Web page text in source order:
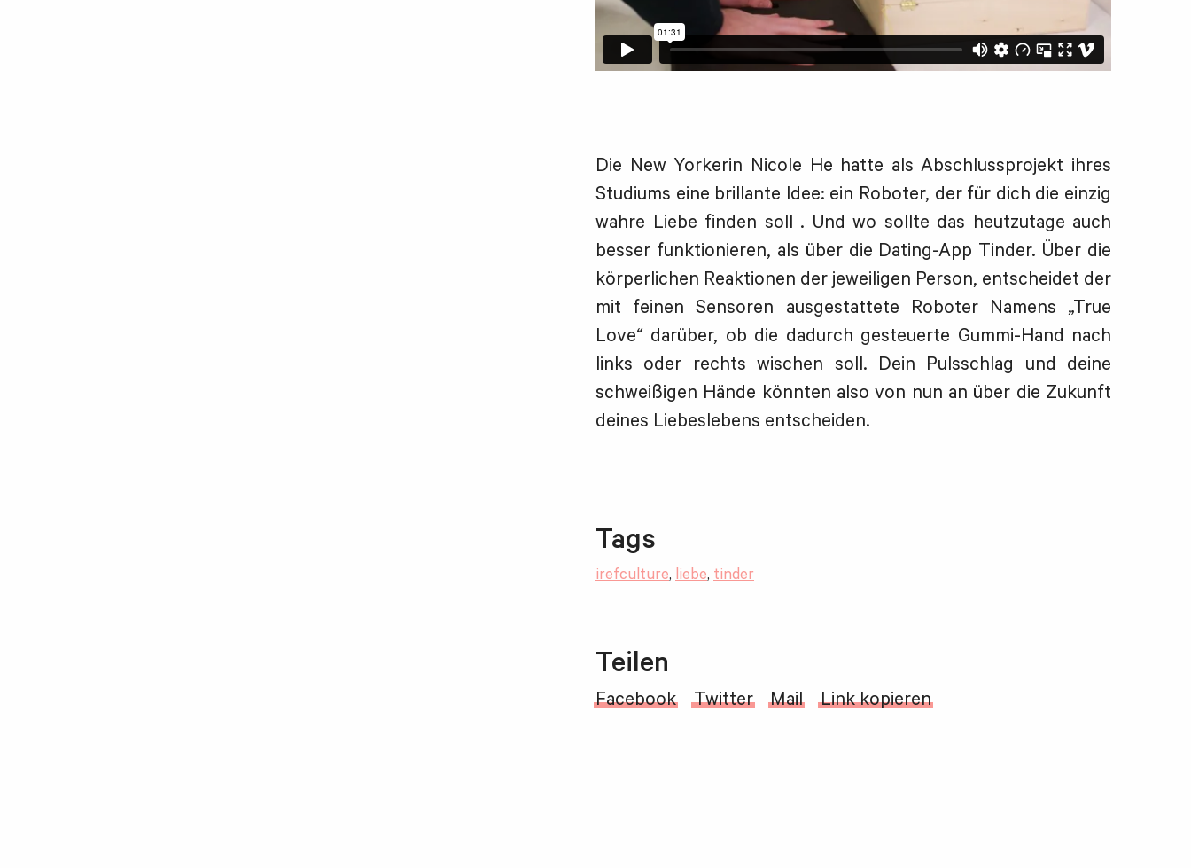
Die New Yorkerin Nicole He hatte als Abschlussprojekt ihres
Studiums eine brillante Idee: ein Roboter, der für dich die einzig
wahre Liebe finden soll . Und wo sollte das heutzutage auch
besser funktionieren, als über die Dating-App Tinder. Über die
körperlichen Reaktionen der jeweiligen Person, entscheidet der
mit feinen Sensoren ausgestattete Roboter Namens „True
Love“ darüber, ob die dadurch gesteuerte Gummi-Hand nach
links oder rechts wischen soll. Dein Pulsschlag und deine
schweißigen Hände könnten also von nun an über die Zukunft
deines Liebeslebens entscheiden.
Tags
irefculture, liebe, tinder
Teilen
Facebook Twitter Mail Link kopieren